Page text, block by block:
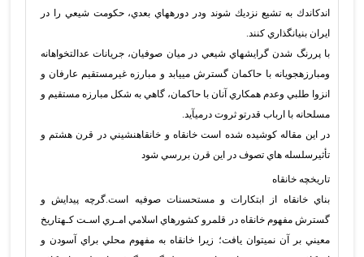
اندكاندك به تشيع نزديك شوند ودر دورههاي بعدي، حكومت شيعي را در
ايران بنيانگذاري كنند.
با پررنگ شدن گرايشهاي شيعي در ميان صوفيان، جريانات عدالتخواهانه
ومبارزهجويانه با حاكمان گسترش مييابد و مبارزه غيرمستقيم عارفان و
انزوا طلبي وعدم همكاري آنان با حاكمان، گاهي به شكل مبارزه مستقيم و
مسلحانه با ارباب قدرتو ثروت درميآيد.
در اين مقاله كوشيده شده است خانقاه و خانقاهنشيني در قرن هشتم و
تأثيرسلسله هاي تصوف در اين قرن بررسي شود
تاريخچه خانقاه
بناي خانقاه از ابتكارات و مستحسنات صوفيه است.گرچه پيدايش و
گسترش مفهوم خانقاه در قلمرو كشورهاي اسلامي امـري اسـت كـهتاريخ
معيني بر آن نميتوان يافت؛ زيرا خانقاه به مفهوم محلي براي آسودن و